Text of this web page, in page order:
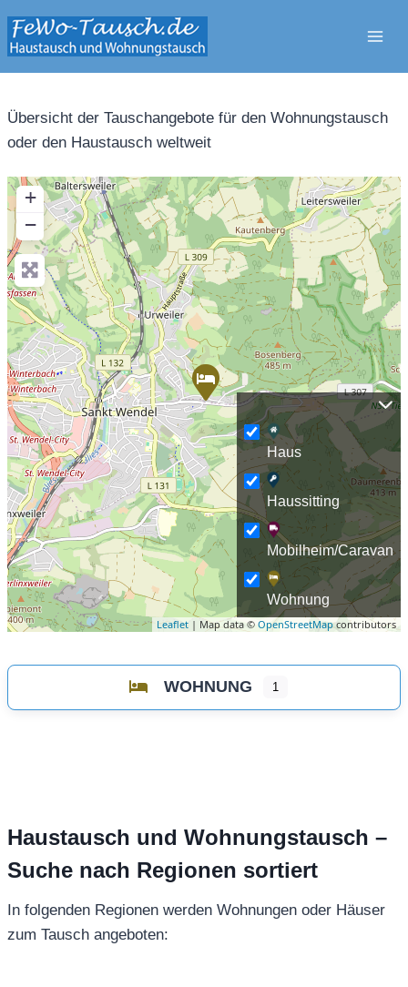
Inhalt
springen
Übersicht der Tauschangebote für den Wohnungstausch
oder den Haustausch weltweit
+
−
Leaflet | Map data © OpenStreetMapcontributors
Haus
Haussitting
Mobilheim/Caravan
Wohnung
WOHNUNG 1
Haustausch und Wohnungstausch –
Suche nach Regionen sortiert
In folgenden Regionen werden Wohnungen oder Häuser
zum Tausch angeboten: